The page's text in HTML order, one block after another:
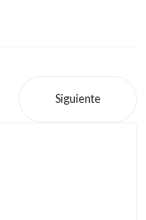
Siguiente